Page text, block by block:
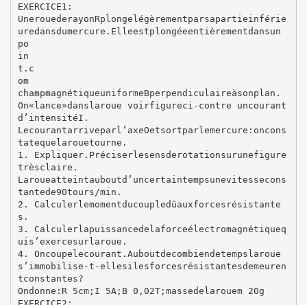
EXERCICE1:
UnerouederayonRplongelégèrementparsapartieinférie
uredansdumercure.Elleestplongéeentièrementdansun
po
in
t.c
om
champmagnétiqueuniformeBperpendiculaireàsonplan.
On«lance»danslaroue voirfigureci‐contre uncourant
d’intensitéI.
Lecourantarriveparl’axeOetsortparlemercure:oncons
tatequelarouetourne.
1. Expliquer.Préciserlesensderotationsurunefigure
trèsclaire.
Laroueatteintauboutd’uncertaintempsunevitessecons
tantede90tours/min.
2. Calculerlemomentducoupledûauxforcesrésistante
s.
3. Calculerlapuissancedelaforceélectromagnétiqueq
uis’exercesurlaroue.
4. Oncoupelecourant.Auboutdecombiendetempslaroue
s’immobilise‐t‐ellesilesforcesrésistantesdemeuren
tconstantes?
Ondonne:R 5cm;I 5A;B 0,02T;massedelarouem 20g
EXERCICE2: